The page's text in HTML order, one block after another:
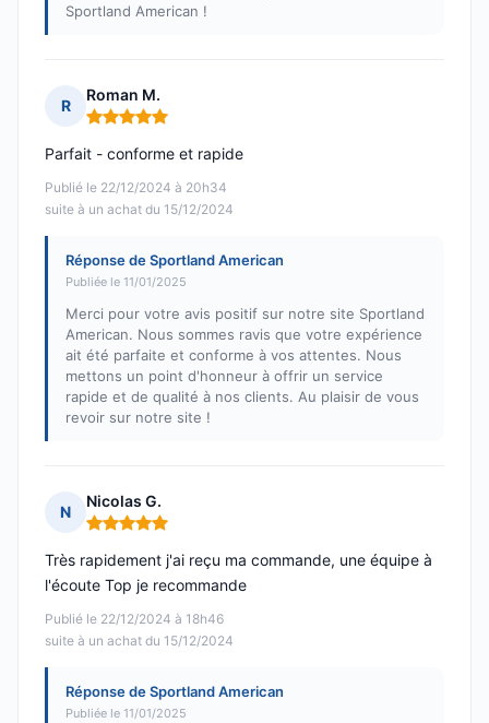
Sportland American !
R
Roman M.
Note : 5 sur 5
Publié le 22/12/2024 à 20h34
suite à un achat du 15/12/2024
Parfait - conforme et rapide
Réponse de Sportland American
Publiée le 11/01/2025
Merci pour votre avis positif sur notre site Sportland
American. Nous sommes ravis que votre expérience
ait été parfaite et conforme à vos attentes. Nous
mettons un point d'honneur à offrir un service
rapide et de qualité à nos clients. Au plaisir de vous
revoir sur notre site !
N
Nicolas G.
Note : 5 sur 5
Publié le 22/12/2024 à 18h46
suite à un achat du 15/12/2024
Très rapidement j'ai reçu ma commande, une équipe à
l'écoute Top je recommande
Réponse de Sportland American
Publiée le 11/01/2025